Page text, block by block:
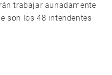
trabajar aunadamente
son los 48 intendentes